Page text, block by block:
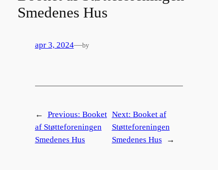
Smedenes Hus
apr 3, 2024—by
← Previous: Booket
af Støtteforeningen
Smedenes Hus
Next: Booket af
Støtteforeningen
Smedenes Hus
→